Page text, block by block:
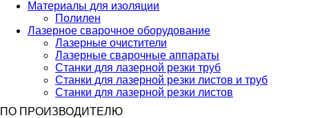
Материалы для изоляции
Полилен
Лазерное сварочное оборудование
Лазерные очистители
Лазерные сварочные аппараты
Станки для лазерной резки труб
Станки для лазерной резки листов и труб
Станки для лазерной резки листов
ПО ПРОИЗВОДИТЕЛЮ